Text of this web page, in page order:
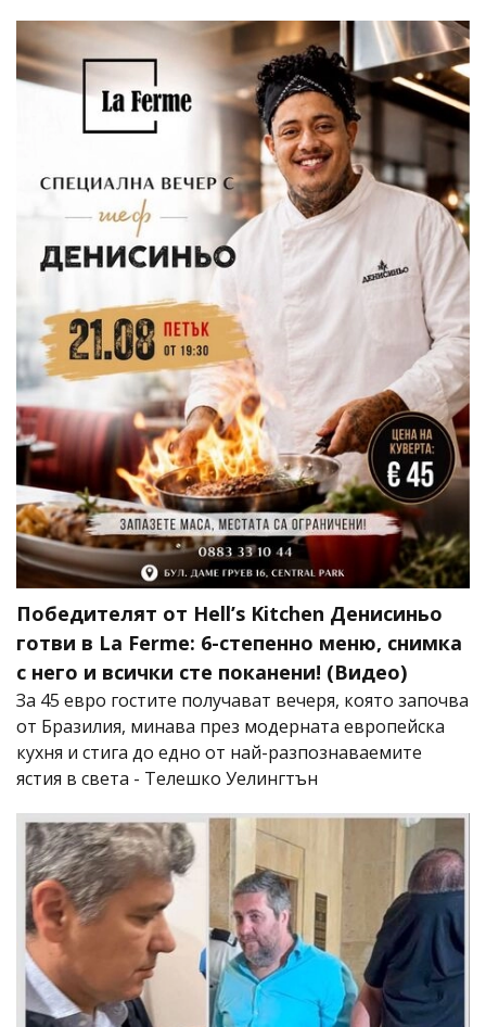
Победителят от Hell’s Kitchen Денисиньо
готви в La Ferme: 6-степенно меню, снимка
с него и всички сте поканени! (Видео)
За 45 евро гостите получават вечеря, която започва
от Бразилия, минава през модерната европейска
кухня и стига до едно от най-разпознаваемите
ястия в света - Телешко Уелингтън